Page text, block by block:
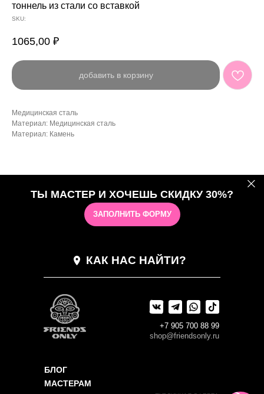
тоннель из стали со вставкой
SKU:
1065,00 ₽
добавить в корзину
Медицинская сталь
Материал: Медицинская сталь
Материал: Камень
ТЫ МАСТЕР И ХОЧЕШЬ СКИДКУ 30%?
ЗАПОЛНИТЬ ФОРМУ
БЛОГ
МАСТЕРАМ
КАК НАС НАЙТИ?
shop@friendsonly.ru
+7 905 700 88 99